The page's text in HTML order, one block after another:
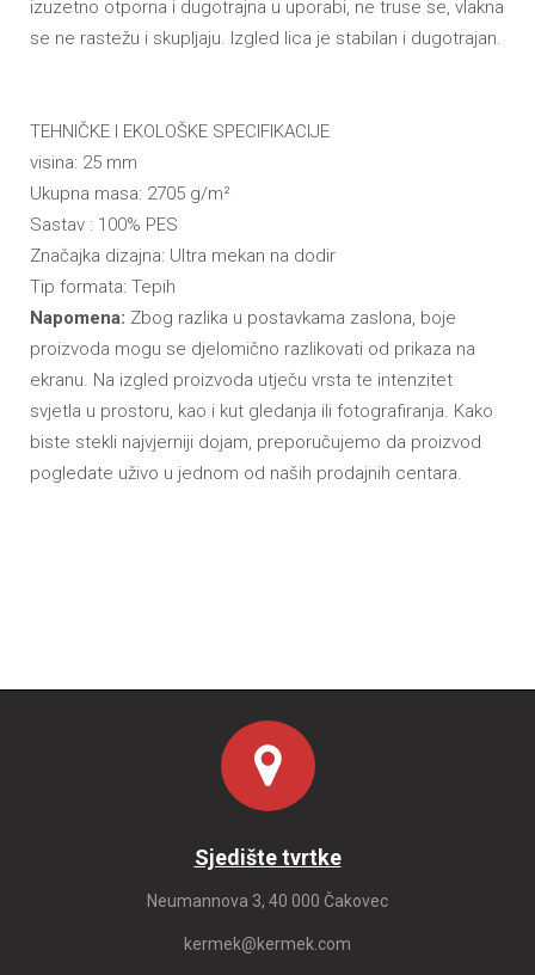
izuzetno otporna i dugotrajna u uporabi, ne truse se, vlakna
se ne rastežu i skupljaju. Izgled lica je stabilan i dugotrajan.
TEHNIČKE I EKOLOŠKE SPECIFIKACIJE
visina: 25 mm
Ukupna masa: 2705 g/m²
Sastav : 100% PES
Značajka dizajna: Ultra mekan na dodir
Tip formata: Tepih
Napomena: Zbog razlika u postavkama zaslona, boje
proizvoda mogu se djelomično razlikovati od prikaza na
ekranu. Na izgled proizvoda utječu vrsta te intenzitet
svjetla u prostoru, kao i kut gledanja ili fotografiranja. Kako
biste stekli najvjerniji dojam, preporučujemo da proizvod
pogledate uživo u jednom od naših prodajnih centara.
Sjedište tvrtke
Neumannova 3, 40 000 Čakovec
kermek@kermek.com